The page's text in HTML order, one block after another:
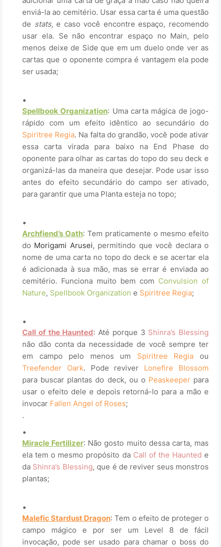
enviá-la ao cemitério. Usar essa carta é uma questão
de stats, e caso você encontre espaço, recomendo
usar ela. Se não encontrar espaço no Main, pelo
menos deixe de Side que em um duelo onde ver as
cartas que o oponente compra é vantagem ela pode
ser usada;
Spellbook Organization: Uma carta mágica de jogo-
rápido com um efeito idêntico ao secundário do
Spiritree Regia. Na falta do grandão, você pode ativar
essa carta virada para baixo na End Phase do
oponente para olhar as cartas do topo do seu deck e
organizá-las da maneira que desejar. Pode usar isso
antes do efeito secundário do campo ser ativado,
para garantir que uma Planta esteja no topo;
Archfiend’s Oath: Tem praticamente o mesmo efeito
do Morigami Arusei, permitindo que você declara o
nome de uma carta no topo do deck e se acertar ela
é adicionada à sua mão, mas se errar é enviada ao
cemitério. Funciona muito bem com Convulsion of
Nature, Spellbook Organization e Spiritree Regia;
Call of the Haunted: Até porque 3 Shinra’s Blessing
não dão conta da necessidade de você sempre ter
em campo pelo menos um Spiritree Regia ou
Treefender Oark. Pode reviver Lonefire Blossom
para buscar plantas do deck, ou o Peaskeeperpara
usar o efeito dele e depois retorná-lo para a mão e
invocar Fallen Angel of Roses;
.
Miracle Fertilizer: Não gosto muito dessa carta, mas
ela tem o mesmo propósito da Call of the Haunted e
da Shinra’s Blessing, que é de reviver seus monstros
plantas;
Malefic Stardust Dragon: Tem o efeito de proteger o
campo mágico e por ser um Level 8 de fácil
invocação, pode ser usado para chamar o boss do